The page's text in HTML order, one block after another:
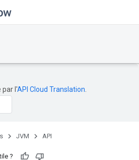
par l'API Cloud Translation
JVM API
?